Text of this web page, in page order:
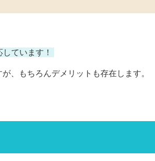
ています！
、もちろんデメリットも存在します。